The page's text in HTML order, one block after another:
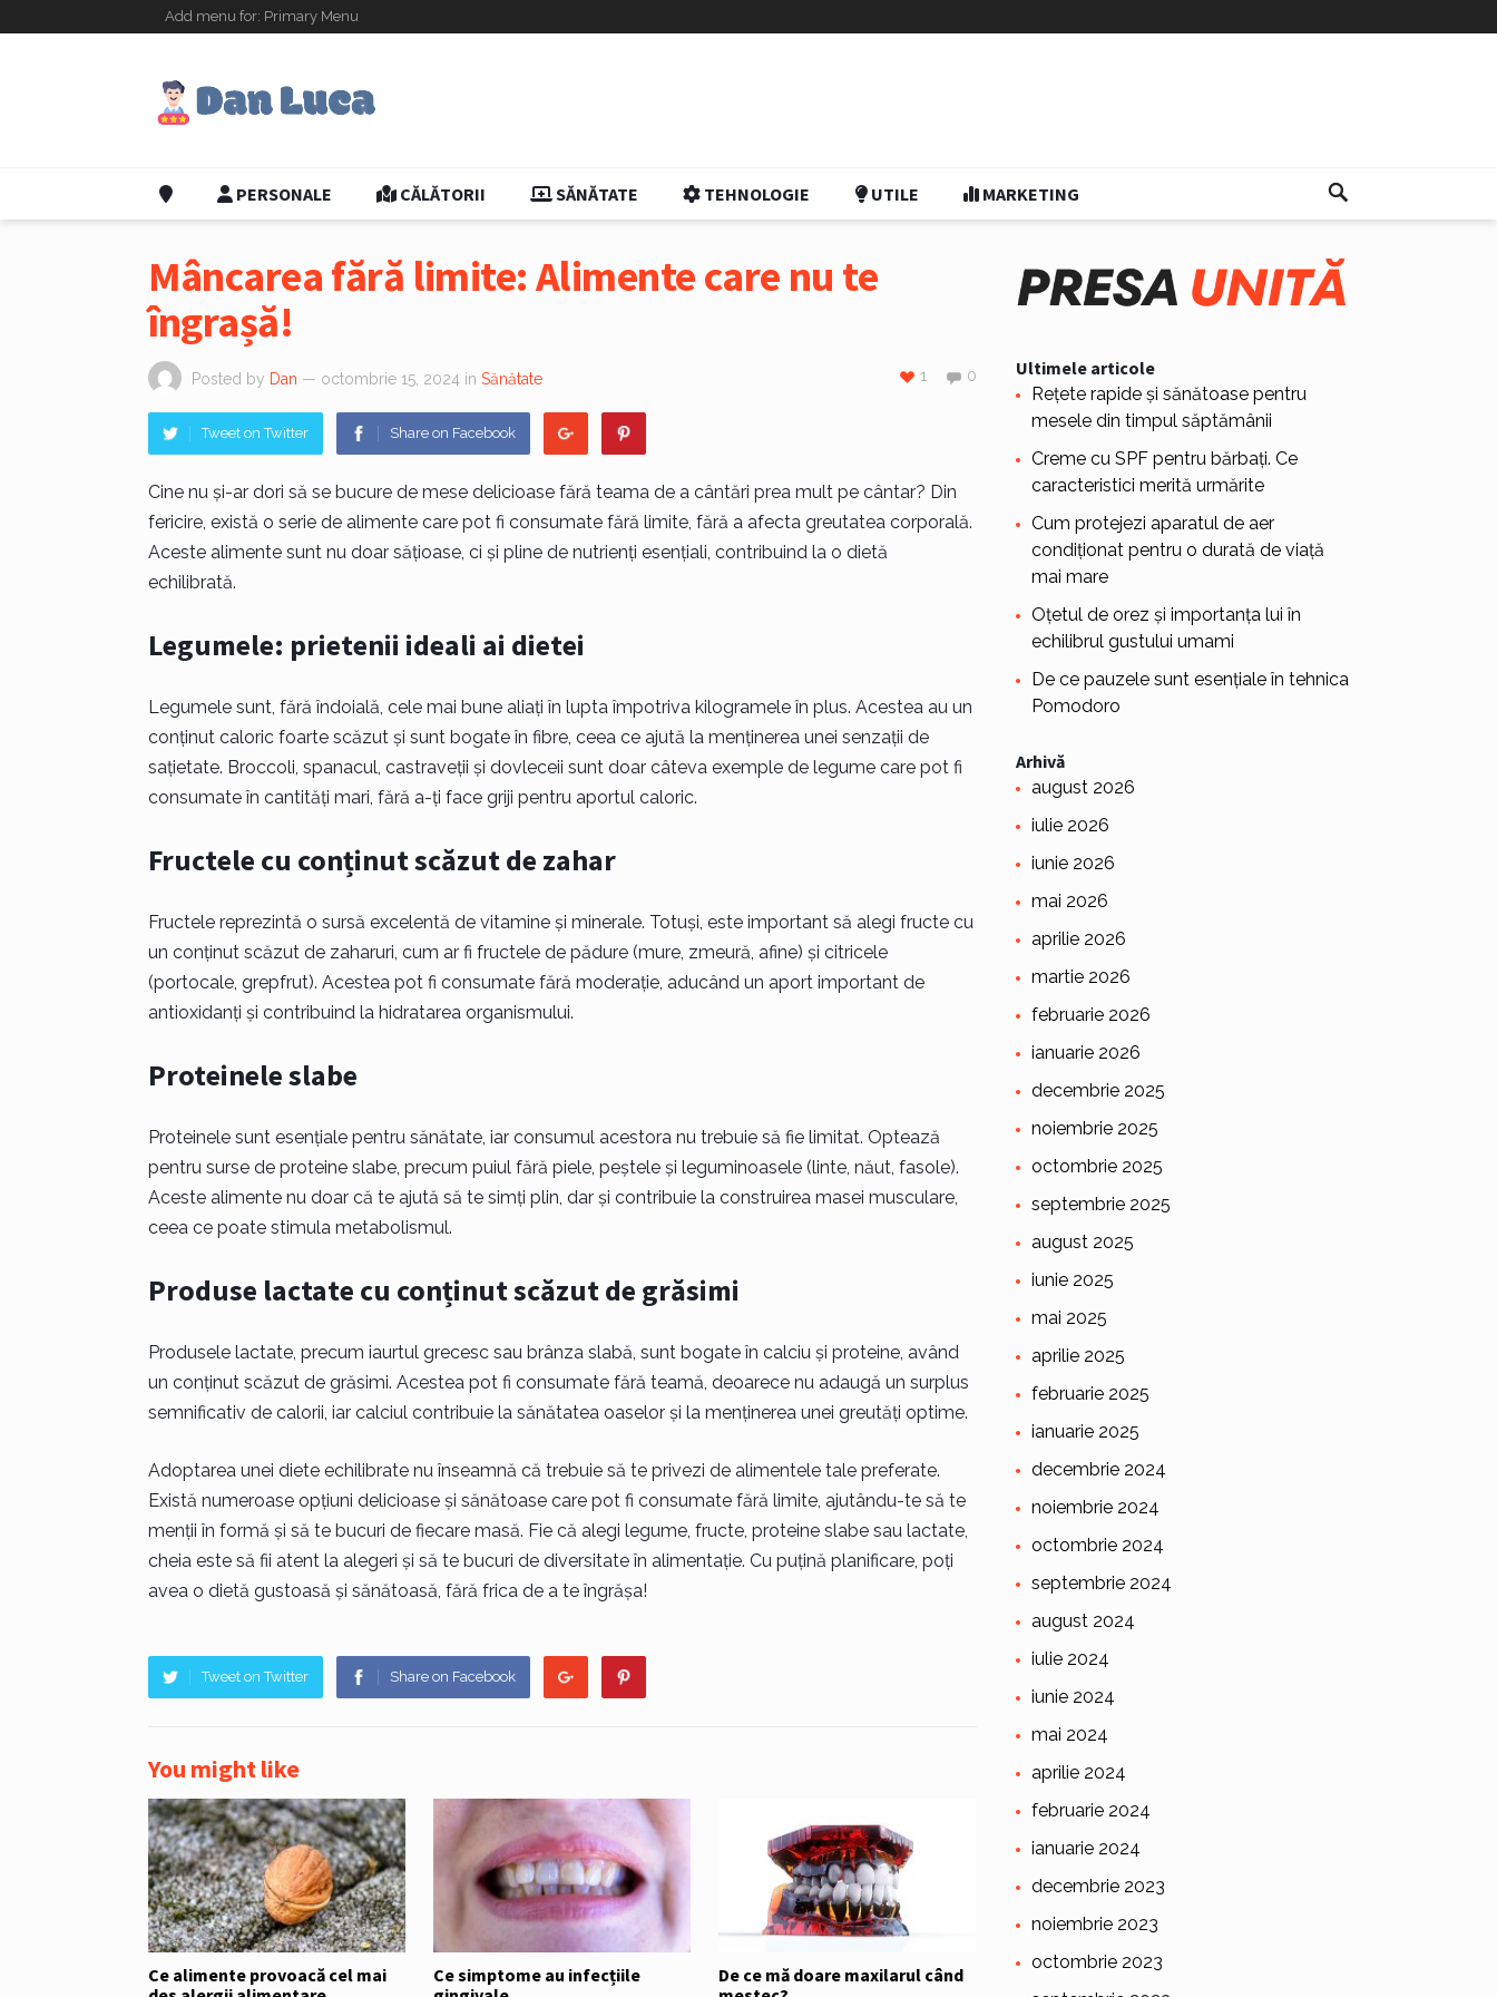
Add menu for: Primary Menu
PERSONALE CĂLĂTORII SĂNĂTATE TEHNOLOGIE UTILE MARKETING
Mâncarea fără limite: Alimente care nu te
îngrașă!
Posted by Dan — octombrie 15, 2024 in Sănătate 0
1
Tweet on Twitter Share on Facebook
Cine nu și-ar dori să se bucure de mese delicioase fără teama de a cântări prea mult pe cântar? Din
fericire, există o serie de alimente care pot fi consumate fără limite, fără a afecta greutatea corporală.
Aceste alimente sunt nu doar sățioase, ci și pline de nutrienți esențiali, contribuind la o dietă
echilibrată.
Legumele: prietenii ideali ai dietei
Legumele sunt, fără îndoială, cele mai bune aliați în lupta împotriva kilogramele în plus. Acestea au un
conținut caloric foarte scăzut și sunt bogate în fibre, ceea ce ajută la menținerea unei senzații de
sațietate. Broccoli, spanacul, castraveții și dovleceii sunt doar câteva exemple de legume care pot fi
consumate în cantități mari, fără a-ți face griji pentru aportul caloric.
Fructele cu conținut scăzut de zahar
Fructele reprezintă o sursă excelentă de vitamine și minerale. Totuși, este important să alegi fructe cu
un conținut scăzut de zaharuri, cum ar fi fructele de pădure (mure, zmeură, afine) și citricele
(portocale, grepfrut). Acestea pot fi consumate fără moderație, aducând un aport important de
antioxidanți și contribuind la hidratarea organismului.
Proteinele slabe
Proteinele sunt esențiale pentru sănătate, iar consumul acestora nu trebuie să fie limitat. Optează
pentru surse de proteine slabe, precum puiul fără piele, peștele și leguminoasele (linte, năut, fasole).
Aceste alimente nu doar că te ajută să te simți plin, dar și contribuie la construirea masei musculare,
ceea ce poate stimula metabolismul.
Produse lactate cu conținut scăzut de grăsimi
Produsele lactate, precum iaurtul grecesc sau brânza slabă, sunt bogate în calciu și proteine, având
un conținut scăzut de grăsimi. Acestea pot fi consumate fără teamă, deoarece nu adaugă un surplus
semnificativ de calorii, iar calciul contribuie la sănătatea oaselor și la menținerea unei greutăți optime.
Adoptarea unei diete echilibrate nu înseamnă că trebuie să te privezi de alimentele tale preferate.
Există numeroase opțiuni delicioase și sănătoase care pot fi consumate fără limite, ajutându-te să te
menții în formă și să te bucuri de fiecare masă. Fie că alegi legume, fructe, proteine slabe sau lactate,
cheia este să fii atent la alegeri și să te bucuri de diversitate în alimentație. Cu puțină planificare, poți
avea o dietă gustoasă și sănătoasă, fără frica de a te îngrășa!
Tweet on Twitter Share on Facebook
You might like
Ce alimente provoacă cel mai
Ce simptome au infecțiile
De ce mă doare maxilarul când
Ultimele articole
Rețete rapide și sănătoase pentru
mesele din timpul săptămânii
Creme cu SPF pentru bărbați. Ce
caracteristici merită urmărite
Cum protejezi aparatul de aer
condiționat pentru o durată de viață
mai mare
Oțetul de orez și importanța lui în
echilibrul gustului umami
De ce pauzele sunt esențiale în tehnica
Pomodoro
Arhivă
august 2026
iulie 2026
iunie 2026
mai 2026
aprilie 2026
martie 2026
februarie 2026
ianuarie 2026
decembrie 2025
noiembrie 2025
octombrie 2025
septembrie 2025
august 2025
iunie 2025
mai 2025
aprilie 2025
februarie 2025
ianuarie 2025
decembrie 2024
noiembrie 2024
octombrie 2024
septembrie 2024
august 2024
iulie 2024
iunie 2024
mai 2024
aprilie 2024
februarie 2024
ianuarie 2024
decembrie 2023
noiembrie 2023
octombrie 2023